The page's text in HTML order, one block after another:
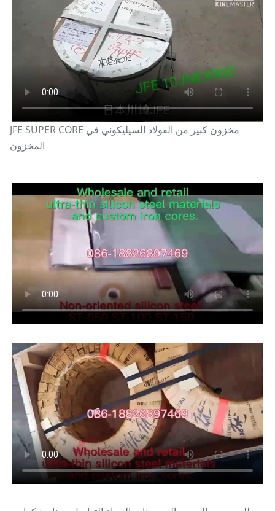
JFE SUPER CORE مخزون كبير من الفولاذ السيليكوني في
المخزون